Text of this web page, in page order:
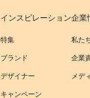
インスピレーション
特集
ブランド
デザイナー
キャンペーン
企業
私た
企業
メデ